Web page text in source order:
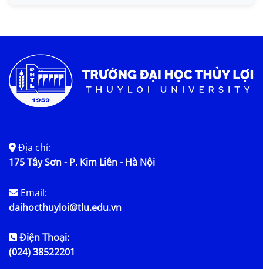
Tin tức chung
Địa chỉ:
175 Tây Sơn - P. Kim Liên - Hà Nội
Email:
daihocthuyloi@tlu.edu.vn
Điện Thoại:
(024) 38522201